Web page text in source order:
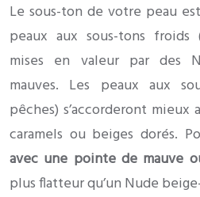
Le sous-ton de votre peau
peaux aux sous-tons froids
mises en valeur par des
mauves. Les peaux aux
pêches) s’accorderont mieux
caramels ou beiges dorés.
avec une pointe de mauve
plus flatteur qu’un Nude